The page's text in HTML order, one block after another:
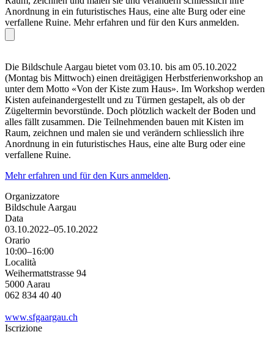
Anordnung in ein futuristisches Haus, eine alte Burg oder eine
verfallene Ruine. Mehr erfahren und für den Kurs anmelden.
Die Bildschule Aargau bietet vom 03.10. bis am 05.10.2022
(Montag bis Mittwoch) einen dreitägigen Herbstferienworkshop an
unter dem Motto «Von der Kiste zum Haus». Im Workshop werden
Kisten aufeinandergestellt und zu Türmen gestapelt, als ob der
Zügeltermin bevorstünde. Doch plötzlich wackelt der Boden und
alles fällt zusammen. Die Teilnehmenden bauen mit Kisten im
Raum, zeichnen und malen sie und verändern schliesslich ihre
Anordnung in ein futuristisches Haus, eine alte Burg oder eine
verfallene Ruine.
Mehr erfahren und für den Kurs anmelden.
Organizzatore
Bildschule Aargau
Data
03.10.2022–05.10.2022
Orario
10:00–16:00
Località
Weihermattstrasse 94
5000 Aarau
062 834 40 40
www.sfgaargau.ch
Iscrizione